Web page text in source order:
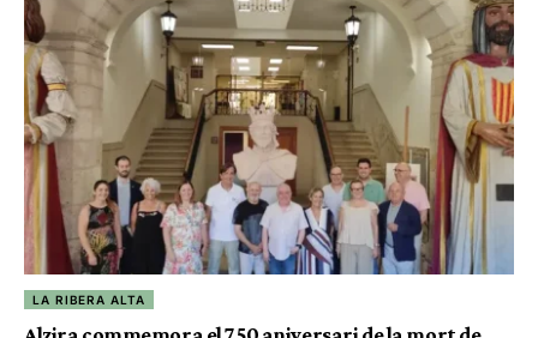
LA RIBERA ALTA